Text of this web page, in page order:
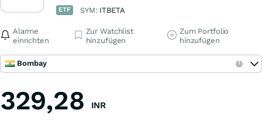
ETF SYM: ITBETA
Alarme
einrichten
Zur Watchlist
hinzufügen
Zum Portfolio
hinzufügen
Bombay
329,28 INR